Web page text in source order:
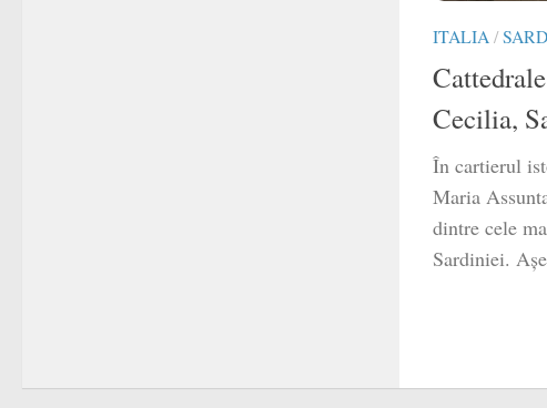
ITALIA/
Cecilia,
În cartierul
Maria
dintre cele
Sardiniei.